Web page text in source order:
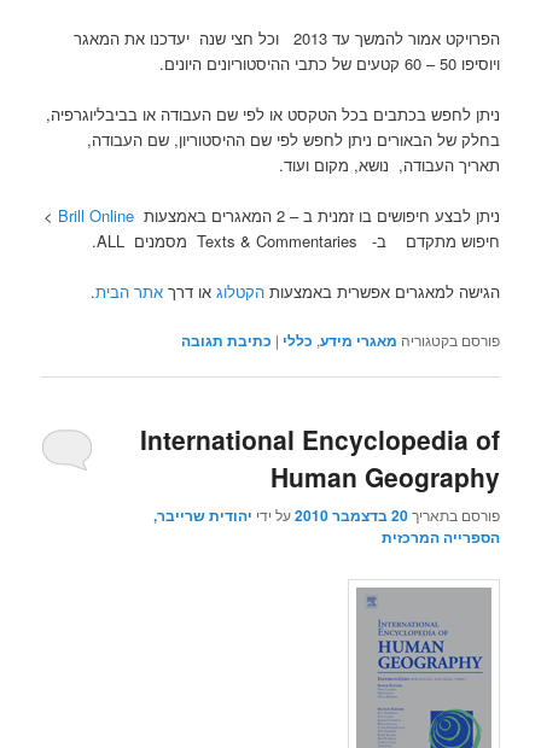
הפרויקט אמור להמשך עד 2013 וכל חצי שנה יעדכנו את המאגר
ויוסיפו 50 – 60 קטעים של כתבי ההיסטוריונים היונים.
ניתן לחפש בכתבים בכל הטקסט או לפי שם העבודה או בביבליוגרפיה,
בחלק של הבאורים ניתן לחפש לפי שם ההיסטוריון, שם העבודה,
תאריך העבודה, נושא, מקום ועוד.
ניתן לבצע חיפושים בו זמנית ב – 2 המאגרים באמצעות Brill Online
>
חיפוש מתקדם ב- Texts & Commentaries מסמנים ALL.
הגישה למאגרים אפשרית באמצעות הקטלוג או דרךאתר הבית.
פורסם בקטגוריה מאגרי מידע, כללי | כתיבת תגובה
International Encyclopedia of
Human Geography
פורסם בתאריך20 בדצמבר 2010 על ידי יהודית שרייבר,
הספרייה המרכזית